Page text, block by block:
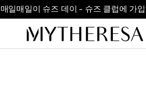
매일매일이 슈즈 데이 – 슈즈 클럽에 가